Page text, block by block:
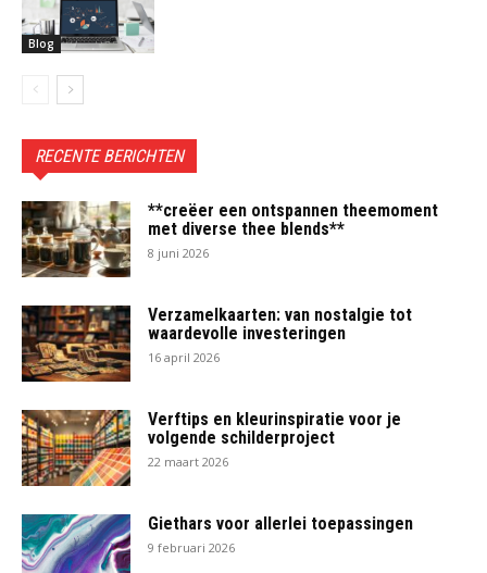
Blog
RECENTE BERICHTEN
**creëer een ontspannen theemoment
met diverse thee blends**
8 juni 2026
Verzamelkaarten: van nostalgie tot
waardevolle investeringen
16 april 2026
Verftips en kleurinspiratie voor je
volgende schilderproject
22 maart 2026
Giethars voor allerlei toepassingen
9 februari 2026